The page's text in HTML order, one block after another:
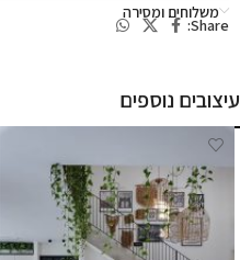
משלוחים ומסירה
Share:
עיצובים נוספים